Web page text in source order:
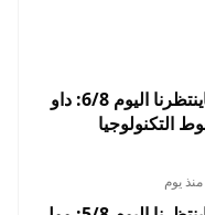
ملخص الأسواق: ماحدث بالأمس وماينتظرنا اليوم 6/8: داو
التكنولوجيا
منذ يوم